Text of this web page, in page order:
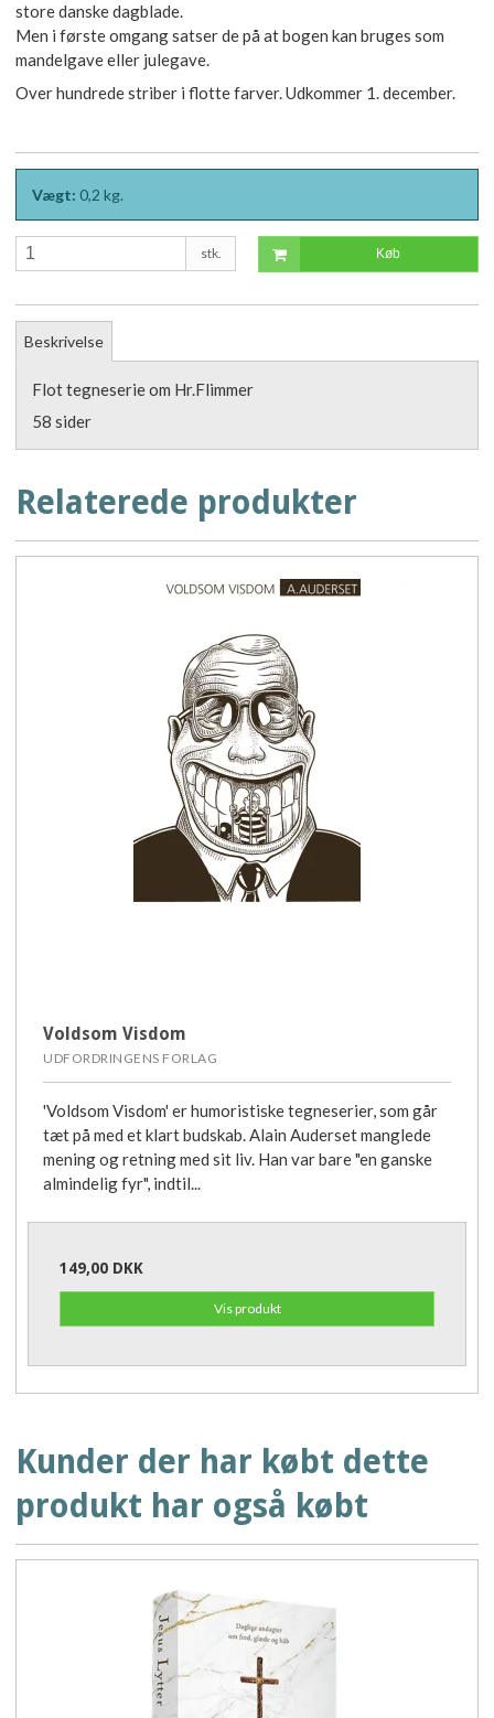
store danske dagblade.
Men i første omgang satser de på at bogen kan bruges som
mandelgave eller julegave.
Over hundrede striber i flotte farver. Udkommer 1. december.
Vægt: 0,2 kg.
stk. Køb
Beskrivelse
Flot tegneserie om Hr.Flimmer
58 sider
Relaterede produkter
Voldsom Visdom
UDFORDRINGENS FORLAG
'Voldsom Visdom' er humoristiske tegneserier, som går
tæt på med et klart budskab. Alain Auderset manglede
mening og retning med sit liv. Han var bare "en ganske
almindelig fyr", indtil...
149,00 DKK
Vis produkt
Kunder der har købt dette
produkt har også købt